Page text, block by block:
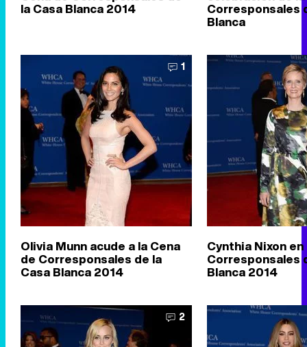
la Casa Blanca 2014 Corresponsales
Blanca
1
Olivia Munn acude a la Cena
de Corresponsales de la
Casa Blanca 2014
Cynthia Nixon
Corresponsales
Blanca 2014
2